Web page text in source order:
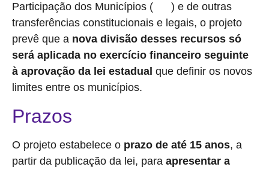
Participação dos Municípios (
) e de outras
transferências constitucionais e legais, o projeto
prevê que a nova divisão desses recursos só
será aplicada no exercício financeiro seguinte
à aprovação da lei estadual que definir os novos
limites entre os municípios.
Prazos
O projeto estabelece o prazo de até 15 anos, a
partir da publicação da lei, para apresentar a